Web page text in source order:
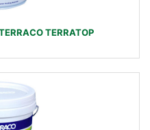
TERRATOP